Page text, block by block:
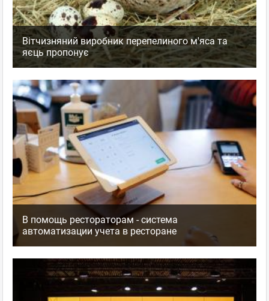
Вітчизняний виробник перепелиного м'яса та
яєць пропонує
В помощь рестораторам - система
автоматизации учета в ресторане